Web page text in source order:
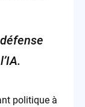
politique à